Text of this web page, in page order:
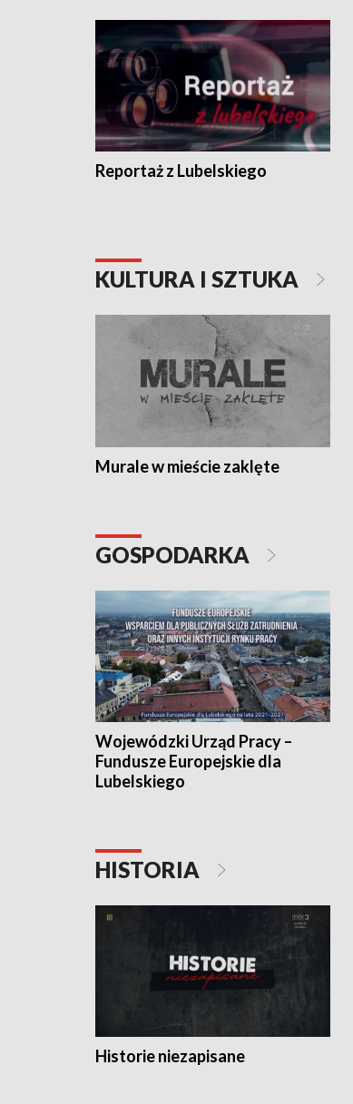
Reportaż z Lubelskiego
KULTURA I SZTUKA
Murale w mieście zaklęte
GOSPODARKA
Wojewódzki Urząd Pracy –
Fundusze Europejskie dla
Lubelskiego
HISTORIA
Historie niezapisane